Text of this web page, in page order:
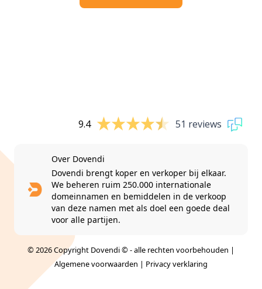
9.4 51 reviews
Over Dovendi
Dovendi brengt koper en verkoper bij elkaar.
We beheren ruim 250.000 internationale
domeinnamen en bemiddelen in de verkoop
van deze namen met als doel een goede deal
voor alle partijen.
© 2026 Copyright Dovendi © - alle rechten voorbehouden |
Algemene voorwaarden | Privacy verklaring